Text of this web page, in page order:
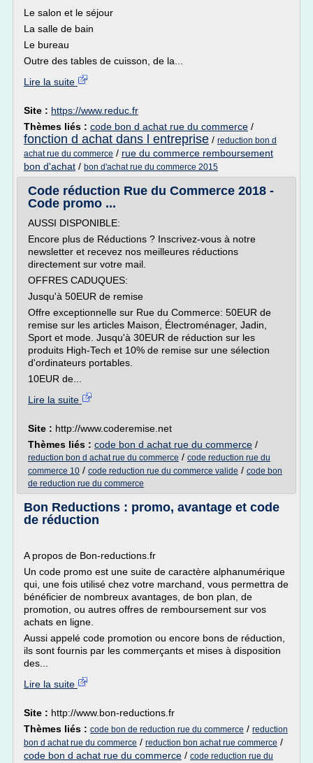
Le salon et le séjour
La salle de bain
Le bureau
Outre des tables de cuisson, de la...
Lire la suite
Site : https://www.reduc.fr
Thèmes liés : code bon d achat rue du commerce /
fonction d achat dans l entreprise / reduction bon d
achat rue du commerce / rue du commerce remboursement
bon d'achat / bon d'achat rue du commerce 2015
Code réduction Rue du Commerce 2018 -
Code promo ...
AUSSI DISPONIBLE:
Encore plus de Réductions ? Inscrivez-vous à notre
newsletter et recevez nos meilleures réductions
directement sur votre mail.
OFFRES CADUQUES:
Jusqu'à 50EUR de remise
Offre exceptionnelle sur Rue du Commerce: 50EUR de
remise sur les articles Maison, Électroménager, Jadin,
Sport et mode. Jusqu'à 30EUR de réduction sur les
produits High-Tech et 10% de remise sur une sélection
d'ordinateurs portables.
10EUR de...
Lire la suite
Site : http://www.coderemise.net
Thèmes liés : code bon d achat rue du commerce /
reduction bon d achat rue du commerce / code reduction rue du
commerce 10 / code reduction rue du commerce valide / code bon
de reduction rue du commerce
Bon Reductions : promo, avantage et code
de réduction
A propos de Bon-reductions.fr
Un code promo est une suite de caractère alphanumérique
qui, une fois utilisé chez votre marchand, vous permettra de
bénéficier de nombreux avantages, de bon plan, de
promotion, ou autres offres de remboursement sur vos
achats en ligne.
Aussi appelé code promotion ou encore bons de réduction,
ils sont fournis par les commerçants et mises à disposition
des...
Lire la suite
Site : http://www.bon-reductions.fr
Thèmes liés : code bon de reduction rue du commerce / reduction
bon d achat rue du commerce / reduction bon achat rue commerce /
code bon d achat rue du commerce / code reduction rue du